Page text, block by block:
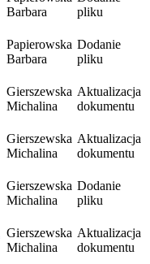
Barbara
pliku
Papierowska
Barbara
Dodanie
pliku
Gierszewska
Michalina
Aktualizacja
dokumentu
Gierszewska
Michalina
Aktualizacja
dokumentu
Gierszewska
Michalina
Dodanie
pliku
Gierszewska
Michalina
Aktualizacja
dokumentu